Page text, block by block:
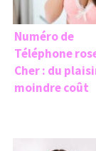
Numéro de
Téléphone
Cher : du
moindre coût